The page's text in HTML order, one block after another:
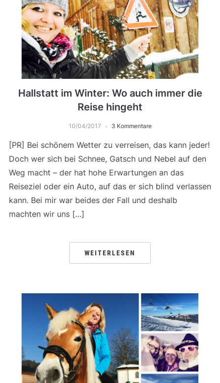
Hallstatt im Winter: Wo auch immer die
Reise hingeht
10/04/2017 3 Kommentare
[PR] Bei schönem Wetter zu verreisen, das kann jeder!
Doch wer sich bei Schnee, Gatsch und Nebel auf den
Weg macht – der hat hohe Erwartungen an das
Reiseziel oder ein Auto, auf das er sich blind verlassen
kann. Bei mir war beides der Fall und deshalb
machten wir uns […]
WEITERLESEN